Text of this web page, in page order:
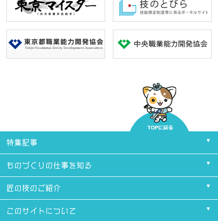
特集記事
ものづくりの仕事を知る
匠の技のご紹介
このサイトについて